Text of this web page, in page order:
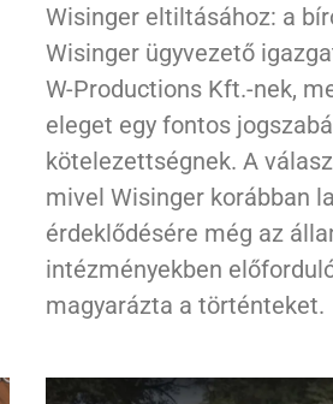
Wisinger eltiltásához: a
Wisinger ügyvezető
W-Productions Kft.-nek,
eleget egy fontos
kötelezettségnek. A
mivel Wisinger korábban
érdeklődésére még az
intézményekben
magyarázta a történteket.